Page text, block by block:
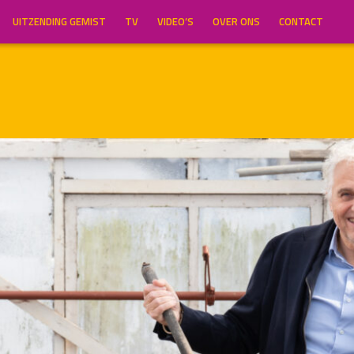
UITZENDING GEMIST TV VIDEO’S OVER ONS CONTACT